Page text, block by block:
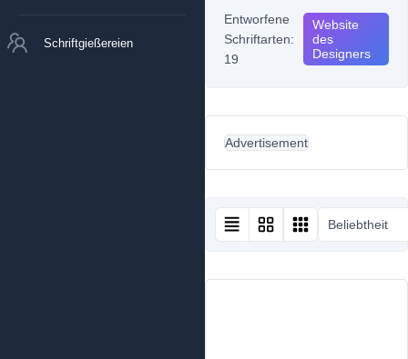
Schriftgießereien
Entworfene
Schriftarten:
19
Website
des
Designers
Advertisement
Beliebtheit